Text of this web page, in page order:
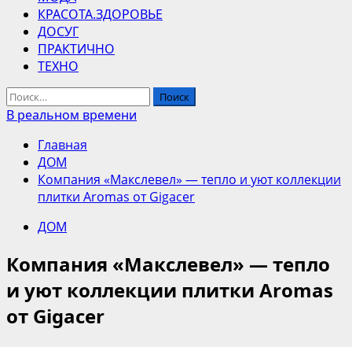
КРАСОТА.ЗДОРОВЬЕ
ДОСУГ
ПРАКТИЧНО
ТЕХНО
Найти:
В реальном времени
Главная
ДОМ
Компания «Макслевел» — тепло и уют коллекции
плитки Aromas от Gigacer
ДОМ
Компания «Макслевел» — тепло
и уют коллекции плитки Aromas
от Gigacer